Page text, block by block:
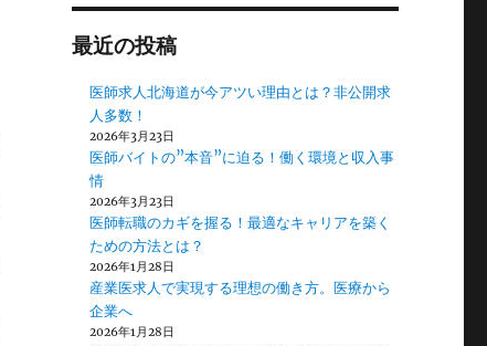
最近の投稿
医師求人北海道が今アツい理由とは？非公開求
人多数！
2026年3月23日
医師バイトの”本音”に迫る！働く環境と収入事
情
2026年3月23日
医師転職のカギを握る！最適なキャリアを築く
ための方法とは？
2026年1月28日
産業医求人で実現する理想の働き方。医療から
企業へ
2026年1月28日